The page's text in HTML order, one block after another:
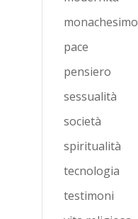
monachesimo
pace
pensiero
sessualità
società
spiritualità
tecnologia
testimoni